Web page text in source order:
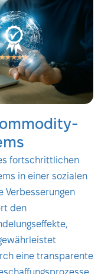
fortschrittlichen
in einer sozialen
Verbesserungen
den
eine transparente